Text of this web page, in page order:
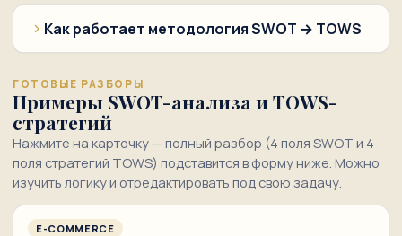
Как работает методология SWOT → TOWS
ГОТОВЫЕ РАЗБОРЫ
Примеры SWOT-анализа и TOWS-
стратегий
Нажмите на карточку — полный разбор (4 поля SWOT и 4
поля стратегий TOWS) подставится в форму ниже. Можно
изучить логику и отредактировать под свою задачу.
E-COMMERCE